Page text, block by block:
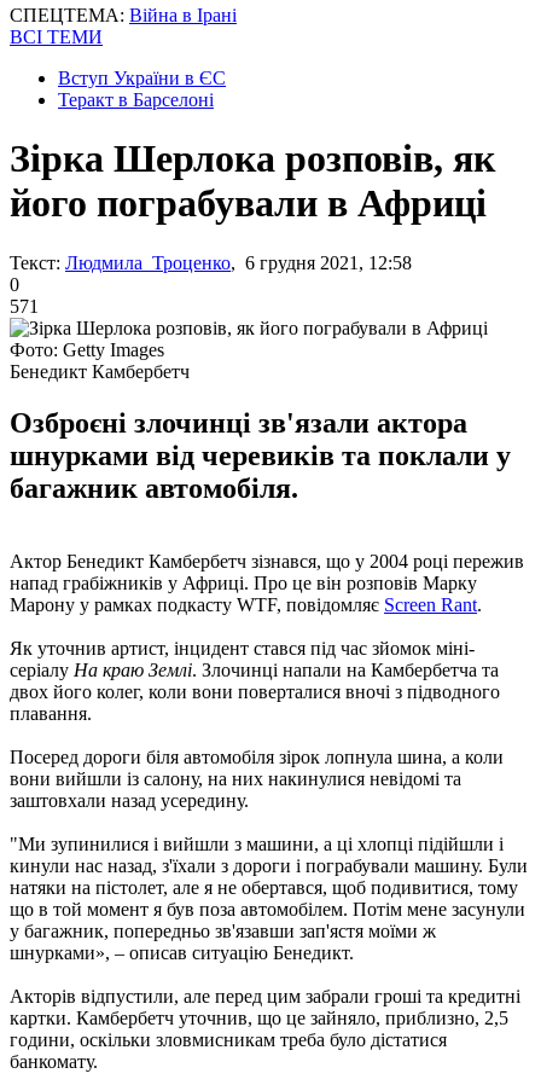
СПЕЦТЕМА: Війна в Ірані
ВСІ ТЕМИ
Вступ України в ЄС
Теракт в Барселоні
Зірка Шерлока розповів, як
його пограбували в Африці
Текст: Людмила Троценко, 6 грудня 2021, 12:58
0
571
Фото: Getty Images
Бенедикт Камбербетч
Озброєні злочинці зв'язали актора
шнурками від черевиків та поклали у
багажник автомобіля.
Актор Бенедикт Камбербетч зізнався, що у 2004 році пережив
напад грабіжників у Африці. Про це він розповів Марку
Марону у рамках подкасту WTF, повідомляє Screen Rant.
Як уточнив артист, інцидент стався під час зйомок міні-
серіалу На краю Землі. Злочинці напали на Камбербетча та
двох його колег, коли вони поверталися вночі з підводного
плавання.
Посеред дороги біля автомобіля зірок лопнула шина, а коли
вони вийшли із салону, на них накинулися невідомі та
заштовхали назад усередину.
"Ми зупинилися і вийшли з машини, а ці хлопці підійшли і
кинули нас назад, з'їхали з дороги і пограбували машину. Були
натяки на пістолет, але я не обертався, щоб подивитися, тому
що в той момент я був поза автомобілем. Потім мене засунули
у багажник, попередньо зв'язавши зап'ястя моїми ж
шнурками», – описав ситуацію Бенедикт.
Акторів відпустили, але перед цим забрали гроші та кредитні
картки. Камбербетч уточнив, що це зайняло, приблизно, 2,5
години, оскільки зловмисникам треба було дістатися
банкомату.